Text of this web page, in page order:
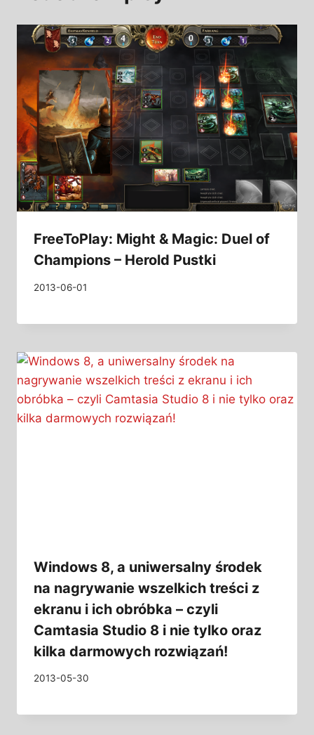
FreeToPlay: Might & Magic: Duel of
Champions – Herold Pustki
2013-06-01
Windows 8, a uniwersalny środek
na nagrywanie wszelkich treści z
ekranu i ich obróbka – czyli
Camtasia Studio 8 i nie tylko oraz
kilka darmowych rozwiązań!
2013-05-30